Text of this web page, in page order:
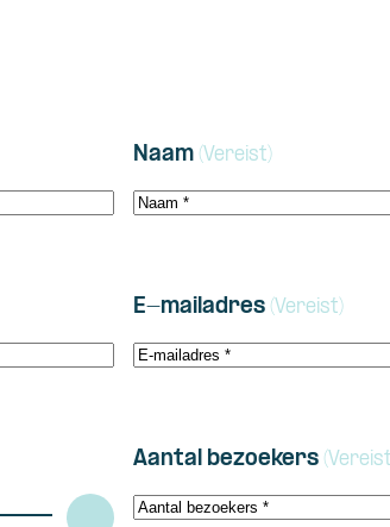
Naam (Vereist)
E-mailadres (Vereist)
Aantal bezoekers